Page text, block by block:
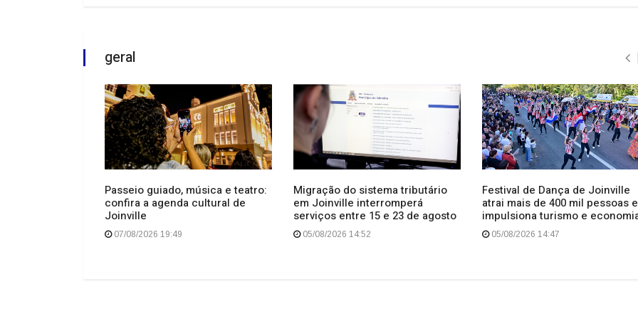
geral
Passeio guiado, música e teatro:
confira a agenda cultural de
Joinville
07/08/2026 19:49
Migração do sistema tributário
em Joinville interromperá
serviços entre 15 e 23 de agosto
05/08/2026 14:52
Festival de Dança de Joinville
atrai mais de 400 mil pessoas e
impulsiona turismo e
05/08/2026 14:47